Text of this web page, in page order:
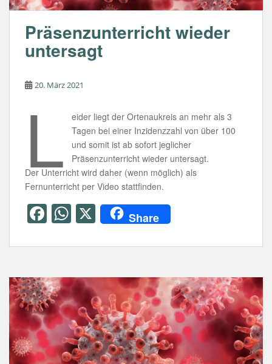
Präsenzunterricht wieder
untersagt
20. März 2021
L
eider liegt der Ortenaukreis an mehr als 3
Tagen bei einer Inzidenzzahl von über 100
und somit ist ab sofort jeglicher
Präsenzunterricht wieder untersagt.
Der Unterricht wird daher (wenn möglich) als
Fernunterricht per Video stattfinden.
F
a
c
e
b
o
o
k
W
h
at
s
A
p
p
X Share